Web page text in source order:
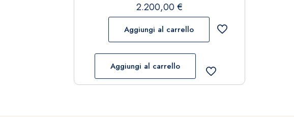
2.200,00€
Aggiungi al carrello
Aggiungi al carrello